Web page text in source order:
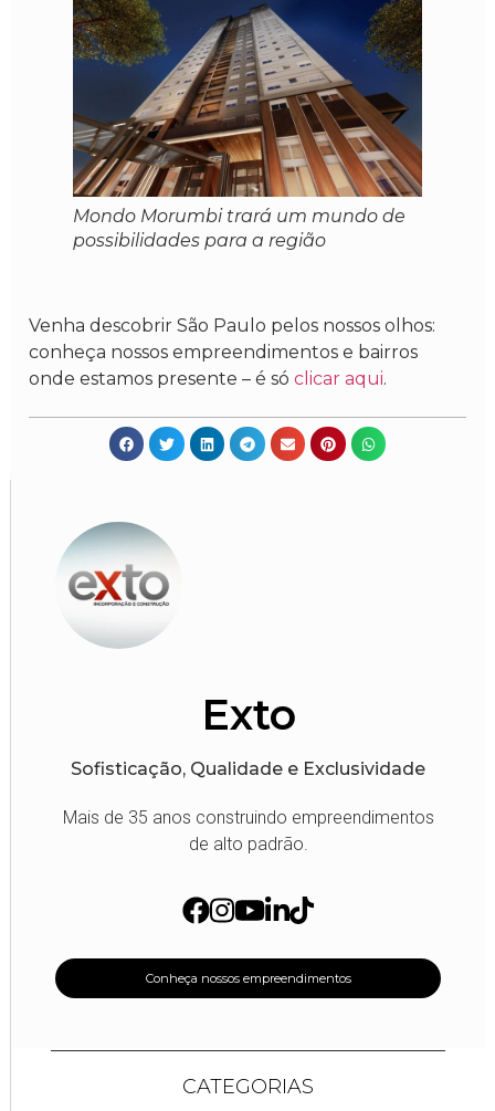
Exto
Sofisticação, Qualidade e Exclusividade
Mais de 35 anos construindo empreendimentos
de alto padrão.
Conheça nossos empreendimentos
CATEGORIAS
Mondo Morumbi trará um mundo de
possibilidades para a região
Venha descobrir São Paulo pelos nossos olhos:
conheça nossos empreendimentos e bairros
onde estamos presente – é sóclicar aqui.